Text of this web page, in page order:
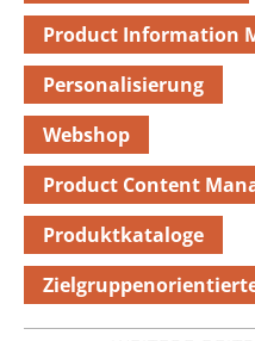
Product Information
Personalisierung
Webshop
Product Content
Produktkataloge